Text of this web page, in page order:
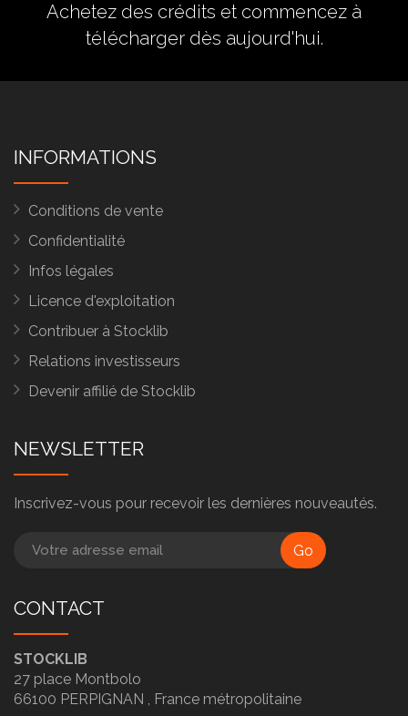
Achetez des crédits et commencez à
télécharger dès aujourd'hui.
INFORMATIONS
Conditions de vente
Confidentialité
Infos légales
Licence d'exploitation
Contribuer à Stocklib
Relations investisseurs
Devenir affilié de Stocklib
NEWSLETTER
Inscrivez-vous pour recevoir les dernières nouveautés.
Go
CONTACT
STOCKLIB
27 place Montbolo
66100 PERPIGNAN , France métropolitaine